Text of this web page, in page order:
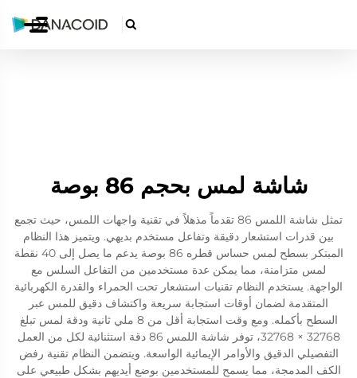

شاشة لمس بحجم 86 بوصة
تمثل شاشة اللمس 86 تقدماً مذهلاً في تقنية واجهات اللمس، حيث تجمع
بين قدرات استشعار دقيقة وتفاعل مستخدم بديهي. ويتميز هذا النظام
المبتكر بسطح لمس حساس قطره 86 بوصة يدعم ما يصل إلى 40 نقطة
لمس متزامنة، مما يمكن عدة مستخدمين من التفاعل السلس مع
الواجهة. يستخدم النظام تقنيات استشعار تحت الحمراء والقدرة الكهربائية
المتقدمة لضمان أوقات استجابة سريعة واكتشاف دقيق للمس عبر
السطح بأكمله. ومع وقت استجابة أقل من 8 ملي ثانية ودقة لمس تبلغ
32768 × 32768، توفر شاشة اللمس 86 دقة استثنائية لكل من العمل
التفصيلي الدقيق والأوامر الإيمائية الواسعة. ويتضمن النظام تقنية رفض
الكف المدمجة، مما يسمح للمستخدمين بوضع أيديهم بشكل طبيعي على